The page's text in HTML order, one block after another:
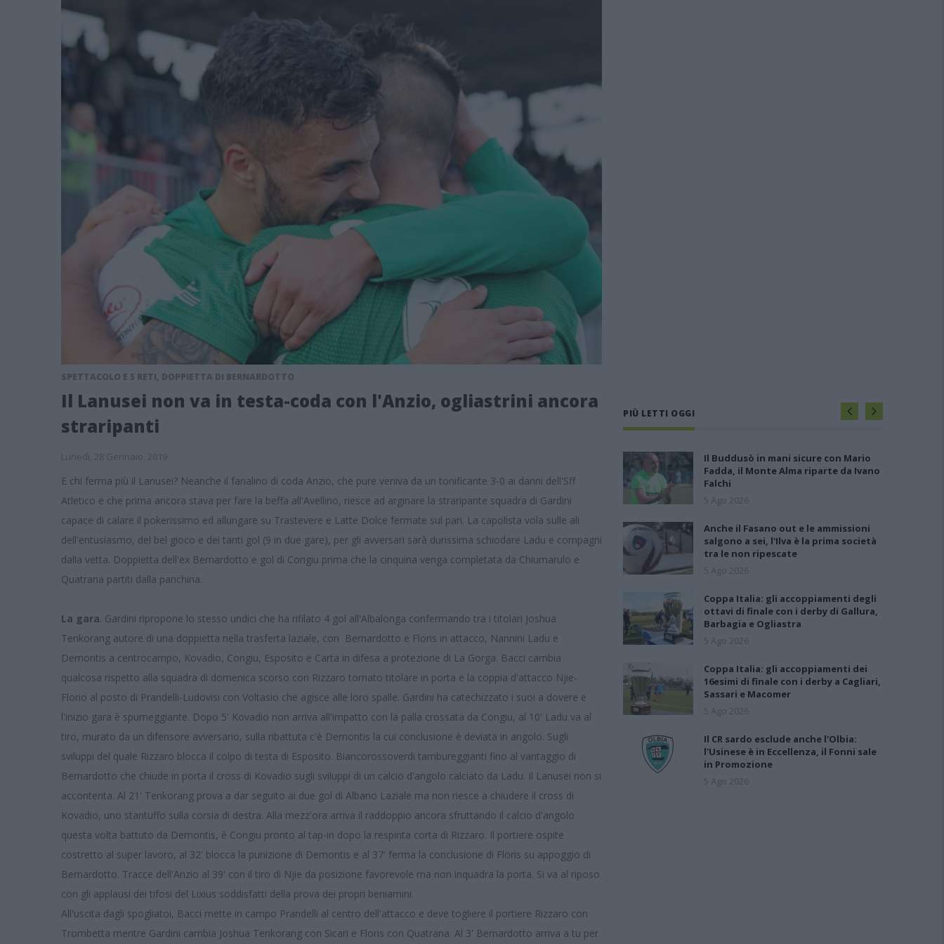
SPETTACOLO E 5 RETI, DOPPIETTA DI BERNARDOTTO
Il Lanusei non va in testa-coda con l'Anzio, ogliastrini ancora
straripanti
Lunedì, 28 Gennaio, 2019
E chi ferma più il Lanusei? Neanche il fanalino di coda Anzio, che pure veniva da un tonificante 3-0 ai danni dell'Sff
Atletico e che prima ancora stava per fare la beffa all'Avellino, riesce ad arginare la straripante squadra di Gardini
capace di calare il pokerissimo ed allungare su Trastevere e Latte Dolce fermate sul pari. La capolista vola sulle ali
dell'entusiasmo, del bel gioco e dei tanti gol (9 in due gare), per gli avversari sarà durissima schiodare Ladu e compagni
dalla vetta. Doppietta dell'ex Bernardotto e gol di Congiu prima che la cinquina venga completata da Chiumarulo e
Quatrana partiti dalla panchina.
La gara. Gardini ripropone lo stesso undici che ha rifilato 4 gol all'Albalonga confermando tra i titolari Joshua
Tenkorang autore di una doppietta nella trasferta laziale, con Bernardotto e Floris in attacco, Nannini Ladu e
Demontis a centrocampo, Kovadio, Congiu, Esposito e Carta in difesa a protezione di La Gorga. Bacci cambia
qualcosa rispetto alla squadra di domenica scorso con Rizzaro tornato titolare in porta e la coppia d'attacco Njie-
Florio al posto di Prandelli-Ludovisi con Voltasio che agisce alle loro spalle. Gardini ha catechizzato i suoi a dovere e
l'inizio gara è spumeggiante. Dopo 5' Kovadio non arriva all'impatto con la palla crossata da Congiu, al 10' Ladu va al
tiro, murato da un difensore avversario, sulla ribattuta c'è Demontis la cui conclusione è deviata in angolo. Sugli
sviluppi del quale Rizzaro blocca il colpo di testa di Esposito. Biancorossoverdi tambureggianti fino al vantaggio di
Bernardotto che chiude in porta il cross di Kovadio sugli sviluppi di un calcio d'angolo calciato da Ladu. Il Lanusei non si
accontenta. Al 21' Tenkorang prova a dar seguito ai due gol di Albano Laziale ma non riesce a chiudere il cross di
Kovadio, uno stantuffo sulla corsia di destra. Alla mezz'ora arriva il raddoppio ancora sfruttando il calcio d'angolo
questa volta battuto da Demontis, è Congiu pronto al tap-in dopo la respinta corta di Rizzaro. Il portiere ospite
costretto al super lavoro, al 32' blocca la punizione di Demontis e al 37' ferma la conclusione di Floris su appoggio di
Bernardotto. Tracce dell'Anzio al 39' con il tiro di Njie da posizione favorevole ma non inquadra la porta. Si va al riposo
con gli applausi dei tifosi del Lixius soddisfatti della prova dei propri beniamini.
All'uscita dagli spogliatoi, Bacci mette in campo Prandelli al centro dell'attacco e deve togliere il portiere Rizzaro con
Trombetta mentre Gardini cambia Joshua Tenkorang con Sicari e Floris con Quatrana. Al 3' Bernardotto arriva a tu per
PIÙ LETTI OGGI
Il Buddusò in mani sicure con Mario
Fadda, il Monte Alma riparte da Ivano
Falchi
5 Ago 2026
Anche il Fasano out e le ammissioni
salgono a sei, l'Ilva è la prima società
tra le non ripescate
5 Ago 2026
Coppa Italia: gli accoppiamenti degli
ottavi di finale con i derby di Gallura,
Barbagia e Ogliastra
5 Ago 2026
Coppa Italia: gli accoppiamenti dei
16esimi di finale con i derby a Cagliari,
Sassari e Macomer
5 Ago 2026
Il CR sardo esclude anche l'Olbia:
l'Usinese è in Eccellenza, il Fonni sale
in Promozione
5 Ago 2026